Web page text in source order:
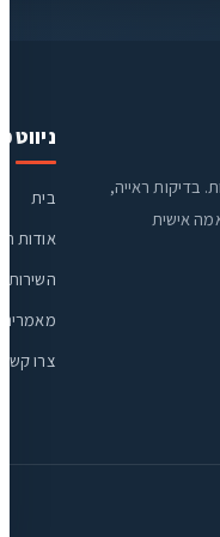
בדיקות ראייה,
אישית
ניווט
בית
אודות
מאמרים
צרו קשר